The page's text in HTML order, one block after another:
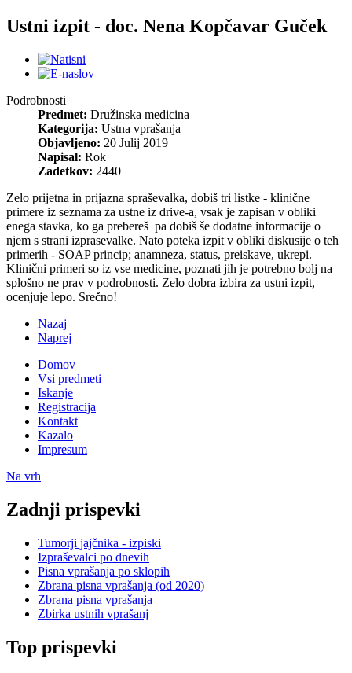
Ustni izpit - doc. Nena Kopčavar Guček
Podrobnosti
Predmet: Družinska medicina
Kategorija: Ustna vprašanja
Objavljeno: 20 Julij 2019
Napisal: Rok
Zadetkov: 2440
Zelo prijetna in prijazna spraševalka, dobiš tri listke - klinične
primere iz seznama za ustne iz drive-a, vsak je zapisan v obliki
enega stavka, ko ga prebereš pa dobiš še dodatne informacije o
njem s strani izprasevalke. Nato poteka izpit v obliki diskusije o teh
primerih - SOAP princip; anamneza, status, preiskave, ukrepi.
Klinični primeri so iz vse medicine, poznati jih je potrebno bolj na
splošno ne prav v podrobnosti. Zelo dobra izbira za ustni izpit,
ocenjuje lepo. Srečno!
Nazaj
Naprej
Domov
Vsi predmeti
Iskanje
Registracija
Kontakt
Kazalo
Impresum
Na vrh
Zadnji prispevki
Tumorji jajčnika - izpiski
Izpraševalci po dnevih
Pisna vprašanja po sklopih
Zbrana pisna vprašanja (od 2020)
Zbrana pisna vprašanja
Zbirka ustnih vprašanj
Top prispevki